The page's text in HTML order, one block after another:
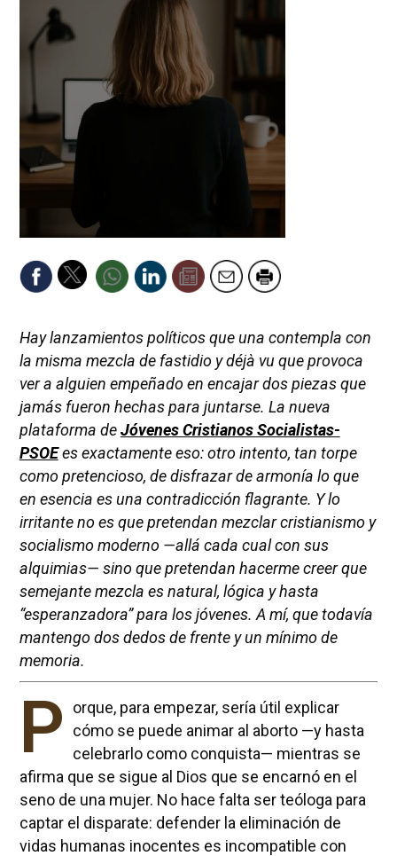
Hay lanzamientos políticos que una contempla con
la misma mezcla de fastidio ydéjà vu que provoca
ver a alguien empeñado en encajar dos piezas que
jamás fueron hechas para juntarse. La nueva
plataforma deJóvenes Cristianos Socialistas-
PSOEes exactamente eso: otro intento, tan torpe
como pretencioso, de disfrazar de armonía lo que
en esencia es una contradicción flagrante. Y lo
irritante no es que pretendan mezclar cristianismo y
socialismo moderno —allá cada cual con sus
alquimias— sino que pretendan hacerme creer que
semejante mezcla es natural, lógica y hasta
“esperanzadora” para los jóvenes. A mí, que todavía
mantengo dos dedos de frente y un mínimo de
memoria.
P
orque, para empezar, sería útil explicar
cómo se puede animar al aborto —y hasta
celebrarlo como conquista— mientras se
afirma que se sigue al Dios que se encarnó en el
seno de una mujer. No hace falta ser teóloga para
captar el disparate: defender la eliminación de
vidas humanas inocentes es incompatible con